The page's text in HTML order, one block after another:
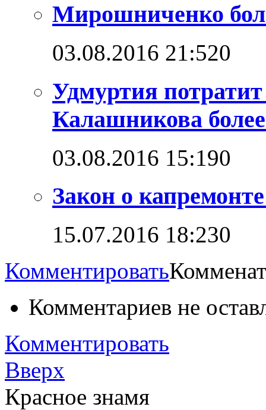
Мирошниченко
03.08.2016 21:520
Удмуртия
Калашникова
03.08.2016 15:190
Закон о
15.07.2016 18:230
Комментировать
Комментариев не
Комментировать
Вверх
Красное знамя